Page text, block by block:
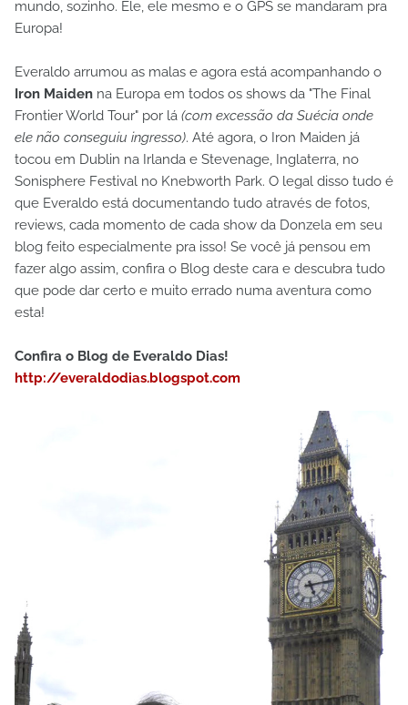
mundo, sozinho. Ele, ele mesmo e o GPS se mandaram pra
Europa!
Everaldo arrumou as malas e agora está acompanhando o
Iron Maiden na Europa em todos os shows da "The Final
Frontier World Tour" por lá (com excessão da Suécia onde
ele não conseguiu ingresso). Até agora, o Iron Maiden já
tocou em Dublin na Irlanda e Stevenage, Inglaterra, no
Sonisphere Festival no Knebworth Park. O legal disso tudo é
que Everaldo está documentando tudo através de fotos,
reviews, cada momento de cada show da Donzela em seu
blog feito especialmente pra isso! Se você já pensou em
fazer algo assim, confira o Blog deste cara e descubra tudo
que pode dar certo e muito errado numa aventura como
esta!
Confira o Blog de Everaldo Dias!
http://everaldodias.blogspot.com